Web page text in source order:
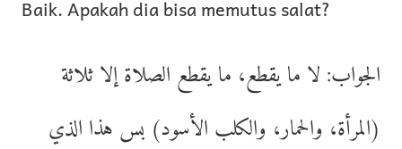
Baik. Apakah dia bisa memutus salat?
الجواب: لا ما يقطع، ما يقطع الصلاة إلا ثلاثة
(المرأة، والحمار، والكلب الأسود) بس هذا الذي